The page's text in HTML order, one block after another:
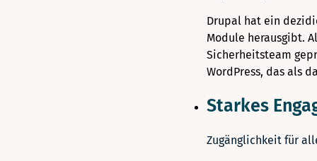
Drupal hat ein
Module herausgibt.
Sicherheitsteam
WordPress, das als
Starkes
Zugänglichkeit für